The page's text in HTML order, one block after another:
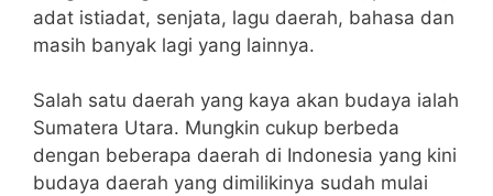
adat istiadat, senjata, lagu daerah, bahasa dan
masih banyak lagi yang lainnya.
Salah satu daerah yang kaya akan budaya ialah
Sumatera Utara. Mungkin cukup berbeda
dengan beberapa daerah di Indonesia yang kini
budaya daerah yang dimilikinya sudah mulai